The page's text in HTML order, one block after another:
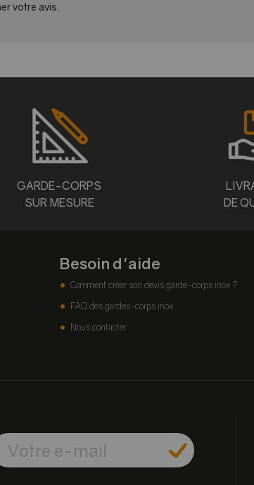
votre avis.
GARDE-CORPS
SUR MESURE
DE
Besoin d'aide
Comment créer son devis garde-corps inox ?
FAQ des gardes-corps inox
Nous contacter